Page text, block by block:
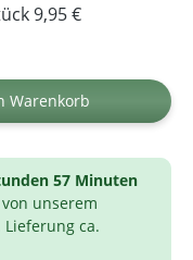
9,95 €
gewünschten
Warenkorb
57 Minuten
unserem
ca.